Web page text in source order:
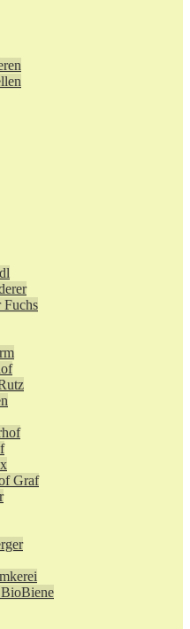
Fuchs
Graf